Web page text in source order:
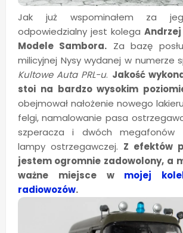
Jak już wspominałem za
odpowiedzialny jest kolega Andrzej
Modele Sambora. Za bazę
milicyjnej Nysy wydanej w numerze
Kultowe Auta PRL-u. Jakość
stoi na bardzo wysokim
obejmował nałożenie nowego
felgi, namalowanie pasa
szperacza i dwóch megafonów
lampy ostrzegawczej. Z efektów
jestem ogromnie zadowolony, a
ważne miejsce w mojej
radiowozów.